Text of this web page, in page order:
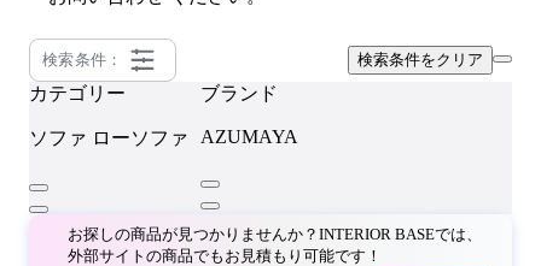
検索条件： 検索条件をクリア
カテゴリー
ソファ ローソファ
ブランド
AZUMAYA
お探しの商品が見つかりませんか？INTERIOR BASEでは、
外部サイトの商品でもお見積もり可能です！